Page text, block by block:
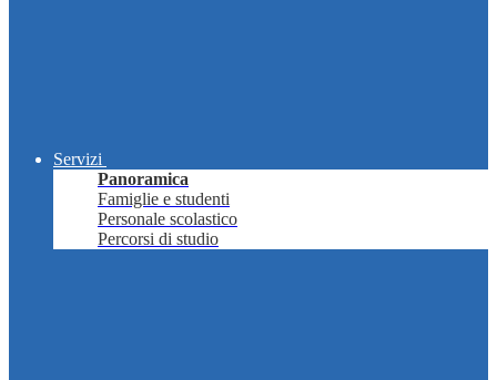
Servizi
Panoramica
Famiglie e studenti
Personale scolastico
Percorsi di studio